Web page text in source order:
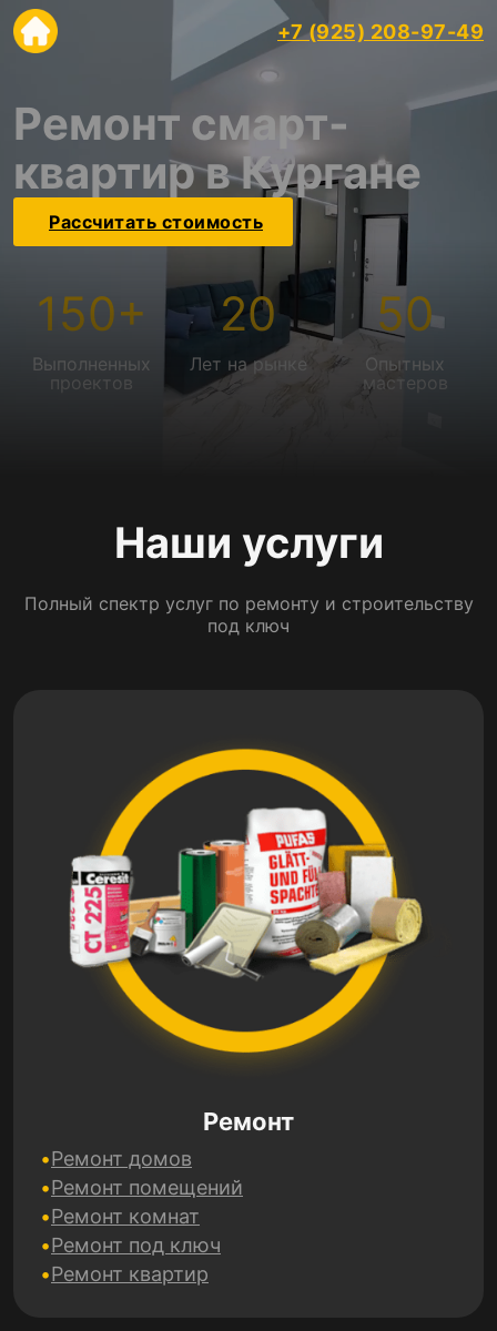
+7 (925) 208-97-49
Ремонт смарт-
квартир в Кургане
Рассчитать стоимость
150+
Выполненных
проектов
20
Лет на рынке
50
Опытных
мастеров
Наши услуги
Полный спектр услуг по ремонту и строительству
под ключ
Ремонт
Ремонт домов
Ремонт помещений
Ремонт комнат
Ремонт под ключ
Ремонт квартир